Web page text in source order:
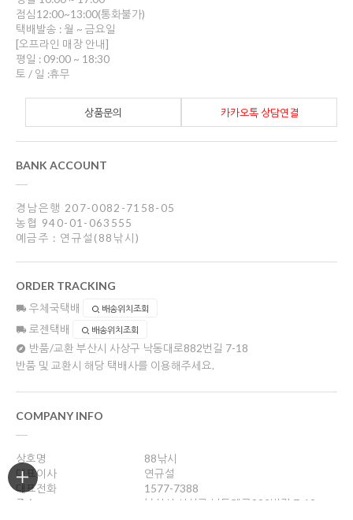
점심12:00~13:00(통화불가)
택배발송 : 월 ~ 금요일
[오프라인 매장 안내]
평일 : 09:00 ~ 18:30
토 / 일 :휴무
카카오톡 상담연결
상품문의
BANK ACCOUNT
경남은행 207-0082-7158-05
농협 940-01-063555
예금주 : 연규설(88낚시)
ORDER TRACKING
우체국택배 배송위치조회
로젠택배 배송위치조회
반품/교환 부산시 사상구 낙동대로882번길 7-18
반품 및 교환시 해당 택배사를 이용해주세요.
COMPANY INFO
상호명
88낚시
대표이사
연규설
대표전화
1577-7388
주소
부산시 사상구 낙동대로882번길 7-18